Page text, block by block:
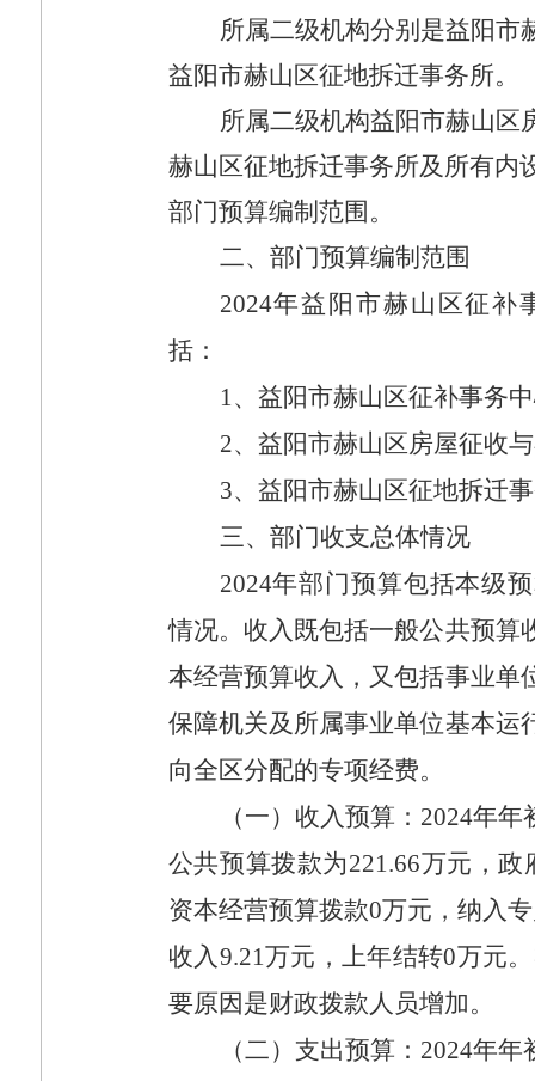
所属二级机构分别是益阳市
益阳市赫山区征地拆迁事务所。
所属二级机构益阳市赫山区
赫山区征地拆迁事务所及所有内
部门预算编制范围。
二、部门预算编制范围
2024年益阳市赫山区征补
括：
1、益阳市赫山区征补事务
2、 益阳市赫山区房屋征收
3、 益阳市赫山区征地拆迁
三、部门收支总体情况
2024年部门预算包括本级
情况。收入既包括一般公共预算
本经营预算收入，又包括事业单
保障机关及所属事业单位基本运
向全区分配的专项经费。
（一）收入预算： 2024年年
公共预算拨款为221.66万元，政
资本经营预算拨款0万元，纳入
收入9.21万元，上年结转0万元
要原因是财政拨款人员增加。
（二）支出预算： 2024年年